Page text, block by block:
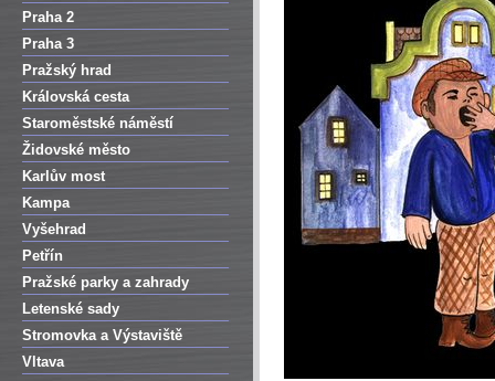
Praha 2
Praha 3
Pražský hrad
Královská cesta
Staroměstské náměstí
Židovské město
Karlův most
Kampa
Vyšehrad
Petřín
Pražské parky a zahrady
Letenské sady
Stromovka a Výstaviště
Vltava